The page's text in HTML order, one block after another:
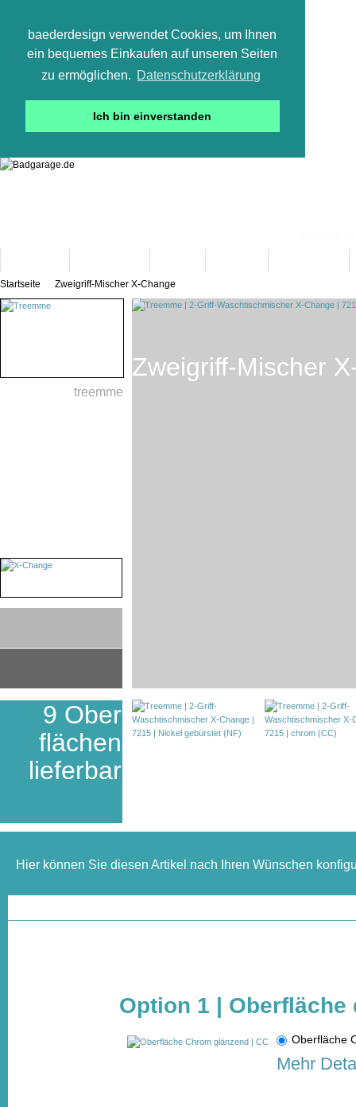
baederdesign verwendet Cookies, um Ihnen
ein bequemes Einkaufen auf unseren Seiten
zu ermöglichen. Datenschutzerklärung
Ich bin einverstanden
Startseite Zweigriff-Mischer X-Change
treemme
9 Ober
flächen
lieferbar
Zweigriff-Mischer
Hier können Sie diesen Artikel nach Ihren Wünschen
Option 1 |
Oberfläche
Mehr